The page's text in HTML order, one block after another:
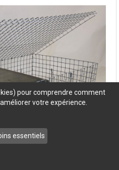
pour comprendre comment
votre expérience.
essentiels